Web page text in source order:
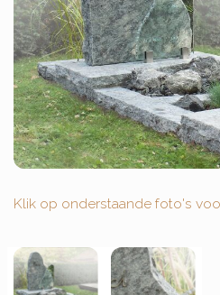
Klik op onderstaande foto's